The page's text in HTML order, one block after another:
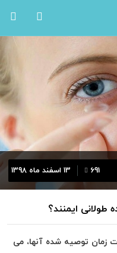
13 اسفند ماه 1398 691
طولانی ایمنند؟
زمان توصیه شده آنها، می